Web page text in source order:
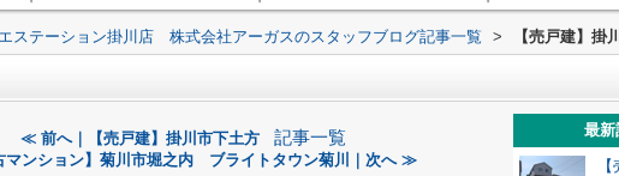
ステーション掛川店 株式会社アーガスのスタッフブログ記事一覧 > 【売戸建】掛
≪ 前へ｜【売戸建】掛川市下土方 記事一覧
マンション】菊川市堀之内 ブライトタウン菊川｜次へ ≫
最新